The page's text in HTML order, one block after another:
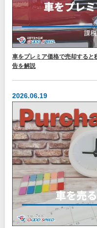
車をプレミア価格で売却すると
告を解説
2026.06.19